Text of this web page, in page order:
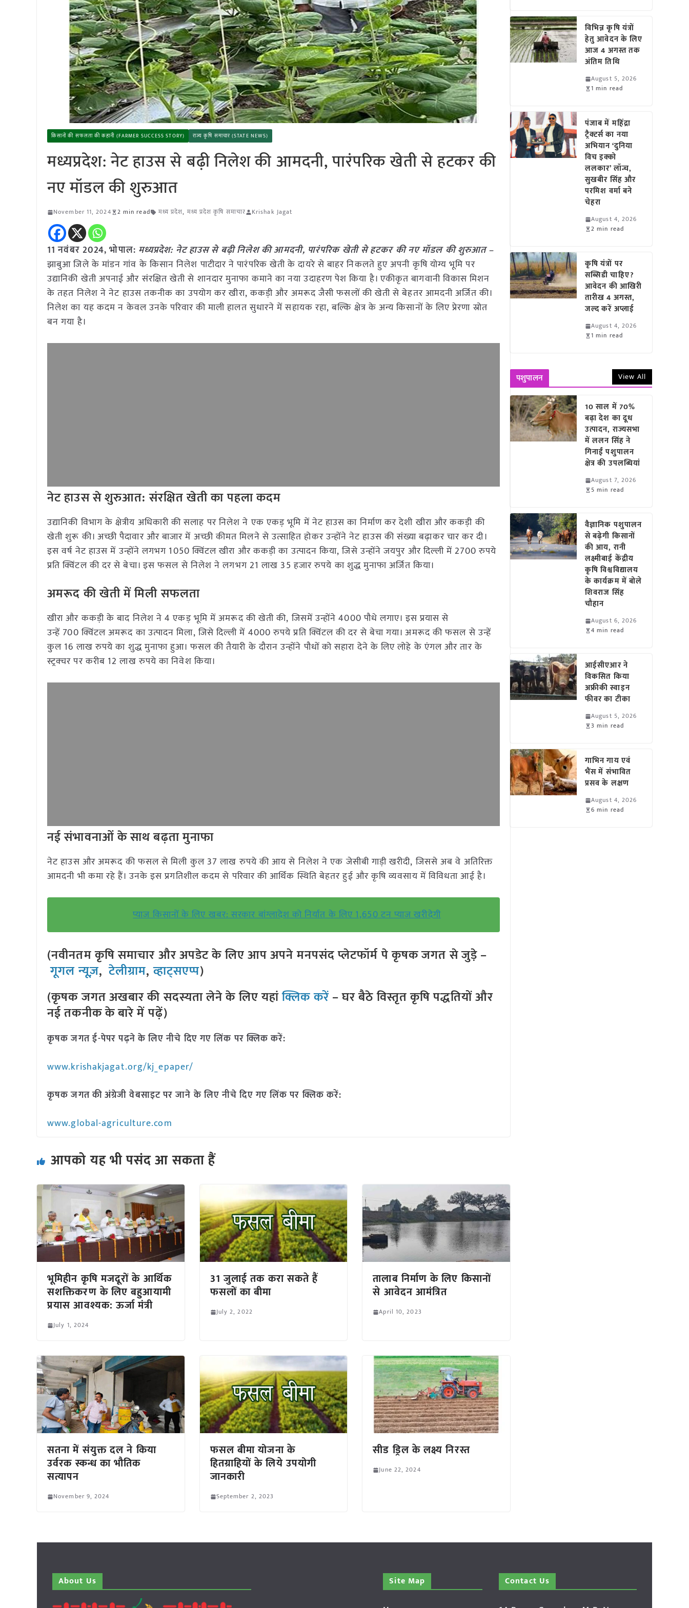
किसानों की सफलता की कहानी (FARMER SUCCESS STORY) राज्य कृषि समाचार (STATE NEWS)
मध्यप्रदेश: नेट हाउस से बढ़ी निलेश की आमदनी, पारंपरिक खेती से हटकर की
नए मॉडल की शुरुआत
November 11, 2024 2 min read मध्य प्रदेश, मध्य प्रदेश कृषि समाचार Krishak Jagat
11 नवंबर 2024, भोपाल: मध्यप्रदेश: नेट हाउस से बढ़ी निलेश की आमदनी, पारंपरिक खेती से हटकर की नए मॉडल की शुरुआत –
झाबुआ जिले के मांडन गांव के किसान निलेश पाटीदार ने पारंपरिक खेती के दायरे से बाहर निकलते हुए अपनी कृषि योग्य भूमि पर
उद्यानिकी खेती अपनाई और संरक्षित खेती से शानदार मुनाफा कमाने का नया उदाहरण पेश किया है। एकीकृत बागवानी विकास मिशन
के तहत निलेश ने नेट हाउस तकनीक का उपयोग कर खीरा, ककड़ी और अमरूद जैसी फसलों की खेती से बेहतर आमदनी अर्जित की।
निलेश का यह कदम न केवल उनके परिवार की माली हालत सुधारने में सहायक रहा, बल्कि क्षेत्र के अन्य किसानों के लिए प्रेरणा स्रोत
बन गया है।
नेट हाउस से शुरुआत: संरक्षित खेती का पहला कदम
उद्यानिकी विभाग के क्षेत्रीय अधिकारी की सलाह पर निलेश ने एक एकड़ भूमि में नेट हाउस का निर्माण कर देशी खीरा और ककड़ी की
खेती शुरू की। अच्छी पैदावार और बाजार में अच्छी कीमत मिलने से उत्साहित होकर उन्होंने नेट हाउस की संख्या बढ़ाकर चार कर दी।
इस वर्ष नेट हाउस में उन्होंने लगभग 1050 क्विंटल खीरा और ककड़ी का उत्पादन किया, जिसे उन्होंने जयपुर और दिल्ली में 2700 रुपये
प्रति क्विंटल की दर से बेचा। इस फसल से निलेश ने लगभग 21 लाख 35 हजार रुपये का शुद्ध मुनाफा अर्जित किया।
अमरूद की खेती में मिली सफलता
खीरा और ककड़ी के बाद निलेश ने 4 एकड़ भूमि में अमरूद की खेती की, जिसमें उन्होंने 4000 पौधे लगाए। इस प्रयास से
उन्हें 700 क्विंटल अमरूद का उत्पादन मिला, जिसे दिल्ली में 4000 रुपये प्रति क्विंटल की दर से बेचा गया। अमरूद की फसल से उन्हें
कुल 16 लाख रुपये का शुद्ध मुनाफा हुआ। फसल की तैयारी के दौरान उन्होंने पौधों को सहारा देने के लिए लोहे के एंगल और तार के
स्ट्रक्चर पर करीब 12 लाख रुपये का निवेश किया।
नई संभावनाओं के साथ बढ़ता मुनाफा
नेट हाउस और अमरूद की फसल से मिली कुल 37 लाख रुपये की आय से निलेश ने एक जेसीबी गाड़ी खरीदी, जिससे अब वे अतिरिक्त
आमदनी भी कमा रहे हैं। उनके इस प्रगतिशील कदम से परिवार की आर्थिक स्थिति बेहतर हुई और कृषि व्यवसाय में विविधता आई है।
प्याज किसानों के लिए खबर: सरकार बांग्लादेश को निर्यात के लिए 1,650 टन प्याज खरीदेगी
(नवीनतम कृषि समाचार और अपडेट के लिए आप अपने मनपसंद प्लेटफॉर्म पे कृषक जगत से जुड़े –
गूगल न्यूज़,टेलीग्राम,व्हाट्सएप्प)
(कृषक जगत अखबार की सदस्यता लेने के लिए यहांक्लिक करें– घर बैठे विस्तृत कृषि पद्धतियों और
नई तकनीक के बारे में पढ़ें)
कृषक जगत ई-पेपर पढ़ने के लिए नीचे दिए गए लिंक पर क्लिक करें:
www.krishakjagat.org/kj_epaper/
कृषक जगत की अंग्रेजी वेबसाइट पर जाने के लिए नीचे दिए गए लिंक पर क्लिक करें:
www.global-agriculture.com
आपको यह भी पसंद आ सकता हैं
भूमिहीन कृषि मजदूरों के आर्थिक
सशक्तिकरण के लिए बहुआयामी
प्रयास आवश्यक: ऊर्जा मंत्री
July 1, 2024
31 जुलाई तक करा सकते हैं
फसलों का बीमा
July 2, 2022
तालाब निर्माण के लिए किसानों
से आवेदन आमंत्रित
April 10, 2023
सतना में संयुक्त दल ने किया
उर्वरक स्कन्ध का भौतिक
सत्यापन
November 9, 2024
फसल बीमा योजना के
हितग्राहियों के लिये उपयोगी
जानकारी
September 2, 2023
सीड ड्रिल के लक्ष्य निरस्त
June 22, 2024
विभिन्न कृषि यंत्रों
हेतु आवेदन के लिए
आज 4 अगस्त तक
अंतिम तिथि
August 5, 2026
1 min read
पंजाब में महिंद्रा
ट्रैक्टर्स का नया
अभियान ‘दुनिया
विच इक्को
ललकार’ लॉन्च,
सुखबीर सिंह और
परमिश वर्मा बने
चेहरा
August 4, 2026
2 min read
कृषि यंत्रों पर
सब्सिडी चाहिए?
आवेदन की आखिरी
तारीख 4 अगस्त,
जल्द करें अप्लाई
August 4, 2026
1 min read
पशुपालन View All
10 साल में 70%
बढ़ा देश का दूध
उत्पादन, राज्यसभा
में ललन सिंह ने
गिनाईं पशुपालन
क्षेत्र की उपलब्धियां
August 7, 2026
5 min read
वैज्ञानिक पशुपालन
से बढ़ेगी किसानों
की आय, रानी
लक्ष्मीबाई केंद्रीय
कृषि विश्वविद्यालय
के कार्यक्रम में बोले
शिवराज सिंह
चौहान
August 6, 2026
4 min read
आईसीएआर ने
विकसित किया
अफ्रीकी स्वाइन
फीवर का टीका
August 5, 2026
3 min read
गाभिन गाय एवं
भैंस में संभावित
प्रसव के लक्षण
August 4, 2026
6 min read
About Us Site Map Contact Us